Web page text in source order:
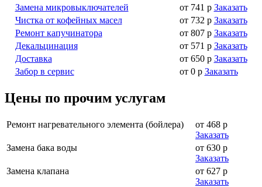
Замена микровыключателей
от 741 р Заказать
Чистка от кофейных масел
от 732 р Заказать
Ремонт капучинатора
от 807 р Заказать
Декальцинация
от 571 р Заказать
Доставка
от 650 р Заказать
Забор в сервис
от 0 р Заказать
Цены по прочим услугам
Ремонт нагревательного элемента (бойлера)
от 468 р
Заказать
Замена бака воды
от 630 р
Заказать
Замена клапана
от 627 р
Заказать